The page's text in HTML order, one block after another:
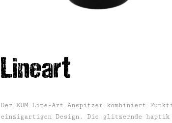
Lineart
Der KUM Line-Art Anspitzer kombiniert
einzigartigen Design. Die glitzernde haptik